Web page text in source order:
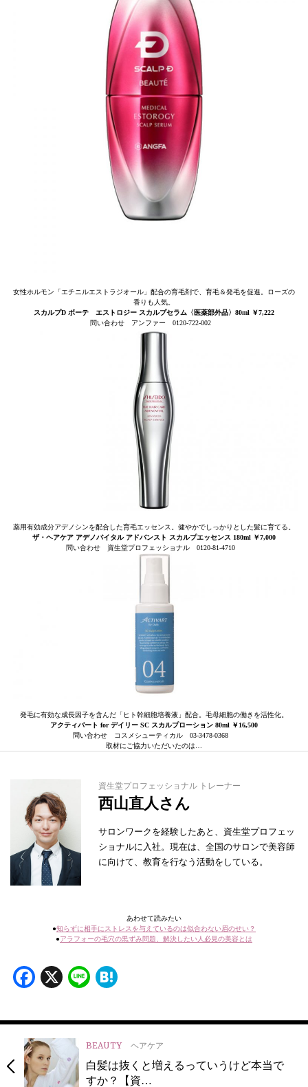
女性ホルモン「エチニルエストラジオール」配合の育毛剤で、育毛＆発毛を促進。ローズの
香りも人気。
スカルプD ボーテ エストロジー スカルプセラム〈医薬部外品〉80ml ￥7,222
問い合わせ アンファー 0120-722-002
薬用有効成分アデノシンを配合した育毛エッセンス。健やかでしっかりとした髪に育てる。
ザ・ヘアケア アデノバイタル アドバンスト スカルプエッセンス 180ml ￥7,000
問い合わせ 資生堂プロフェッショナル 0120-81-4710
発毛に有効な成長因子を含んだ「ヒト幹細胞培養液」配合。毛母細胞の働きを活性化。
アクティバート for デイリー SC スカルプローション 80ml ￥16,500
問い合わせ コスメシューティカル 03-3478-0368
取材にご協力いただいたのは…
資生堂プロフェッショナル トレーナー
西山直人さん
サロンワークを経験したあと、資生堂プロフェッ
ショナルに入社。現在は、全国のサロンで美容師
に向けて、教育を行なう活動をしている。
あわせて読みたい
●知らずに相手にストレスを与えているのは似合わない眉のせい？
●アラフォーの毛穴の黒ずみ問題、解決したい人必見の美容とは
Facebook
X Line
BEAUTY ヘアケア
白髪は抜くと増えるっていうけど本当で
すか？【資…